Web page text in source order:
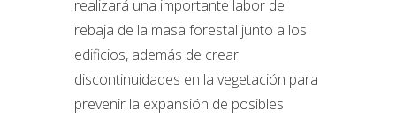
realizará una importante labor de
rebaja de la masa forestal junto a los
edificios, además de crear
discontinuidades en la vegetación para
prevenir la expansión de posibles